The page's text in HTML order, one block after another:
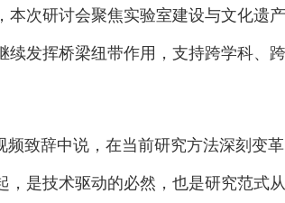
次研讨会聚焦实验室建设与文化遗
发挥桥梁纽带作用，支持跨学科、
致辞中说，在当前研究方法深刻变革
是技术驱动的必然，也是研究范式